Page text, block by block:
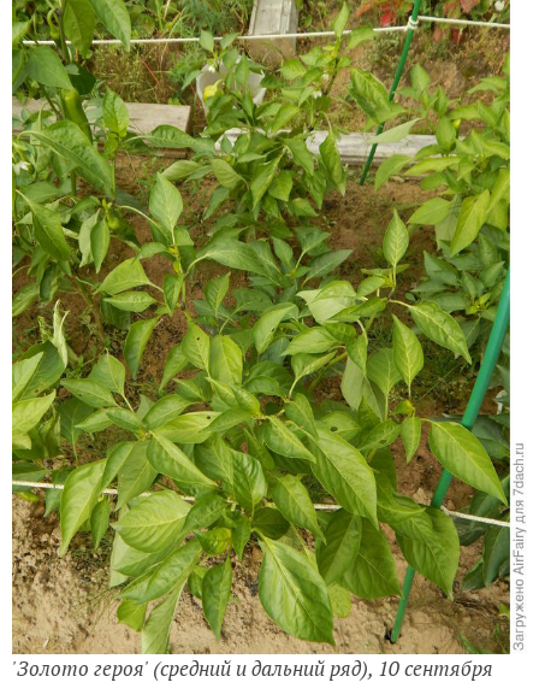
Перцы выращивали в туннеле под агроволокном 40 с
открытыми торцами. С августа укрытие было
полностью снято. Перцы чувствовали себя
достаточно хорошо в условиях позднелетнего-
осеннего открытого грунта. Отдельное цветение и
плодоношение наблюдалось и в сентябре, когда
погода довольно круто изменилась в холодную
сторону.